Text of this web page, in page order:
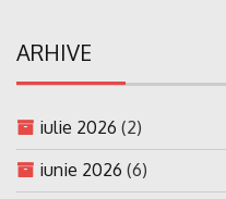
ARHIVE
iulie 2026 (2)
iunie 2026 (6)